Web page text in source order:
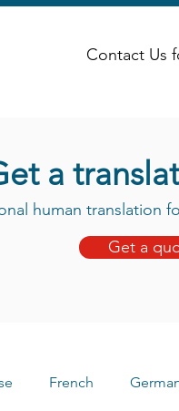
Contact Us
a
human translation
Get a
French